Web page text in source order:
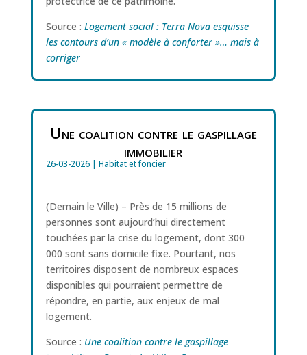
Source : Logement social : Terra Nova esquisse
les contours d’un « modèle à conforter »… mais à
corriger
Une coalition contre le gaspillage
immobilier
26-03-2026| Habitat et foncier
(Demain le Ville) – Près de 15 millions de
personnes sont aujourd’hui directement
touchées par la crise du logement, dont 300
000 sont sans domicile fixe. Pourtant, nos
territoires disposent de nombreux espaces
disponibles qui pourraient permettre de
répondre, en partie, aux enjeux de mal
logement.
Source : Une coalition contre le gaspillage